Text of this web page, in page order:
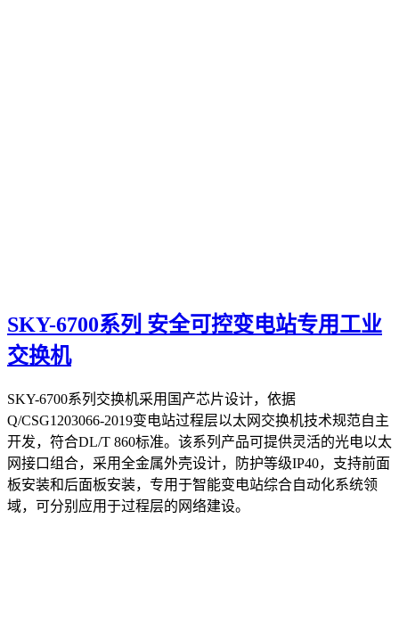
SKY-6700系列 安全可控变电站专用工业
交换机
SKY-6700系列交换机采用国产芯片设计，依据
Q/CSG1203066-2019变电站过程层以太网交换机技术规范自主
开发，符合DL/T 860标准。该系列产品可提供灵活的光电以太
网接口组合，采用全金属外壳设计，防护等级IP40，支持前面
板安装和后面板安装，专用于智能变电站综合自动化系统领
域，可分别应用于过程层的网络建设。